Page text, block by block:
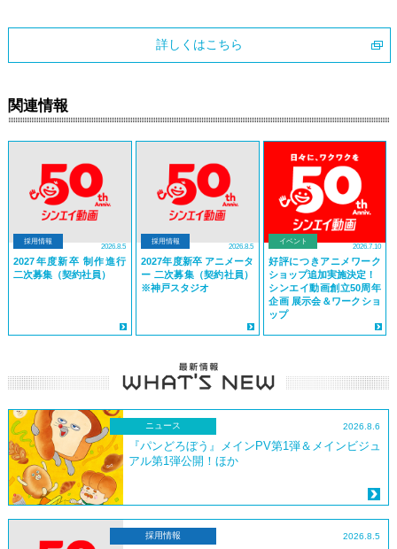
詳しくはこちら
関連情報
採用情報
2026.8.5
2027年度新卒 制作進行
二次募集（契約社員）
採用情報
2026.8.5
2027年度新卒 アニメータ
ー 二次募集（契約社員）
※神戸スタジオ
イベント
2026.7.10
好評につきアニメワーク
ショップ追加実施決定！
シンエイ動画創立50周年
企画 展示会＆ワークショ
ップ
ニュース 2026.8.6
『パンどろぼう』メインPV第1弾＆メインビジュ
アル第1弾公開！ほか
採用情報 2026.8.5